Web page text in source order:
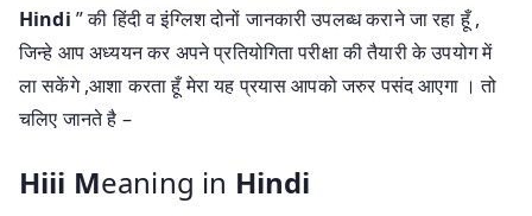
Hindi ” की हिंदी व इंग्लिश दोनों जानकारी उपलब्ध कराने जा रहा हूँ ,
जिन्हे आप अध्ययन कर अपने प्रतियोगिता परीक्षा की तैयारी के उपयोग में
ला सकेंगे ,आशा करता हूँ मेरा यह प्रयास आपको जरुर पसंद आएगा । तो
चलिए जानते है –
Hiii Meaning in Hindi